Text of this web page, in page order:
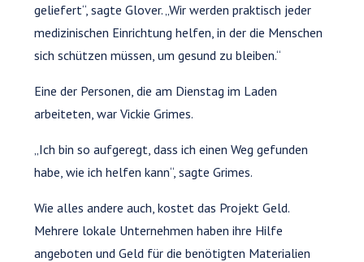
geliefert“, sagte Glover. „Wir werden praktisch jeder
medizinischen Einrichtung helfen, in der die Menschen
sich schützen müssen, um gesund zu bleiben.“
Eine der Personen, die am Dienstag im Laden
arbeiteten, war Vickie Grimes.
„Ich bin so aufgeregt, dass ich einen Weg gefunden
habe, wie ich helfen kann“, sagte Grimes.
Wie alles andere auch, kostet das Projekt Geld.
Mehrere lokale Unternehmen haben ihre Hilfe
angeboten und Geld für die benötigten Materialien